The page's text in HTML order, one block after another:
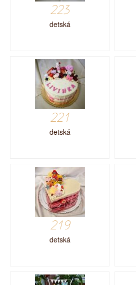
223
detská
221
detská
219
detská